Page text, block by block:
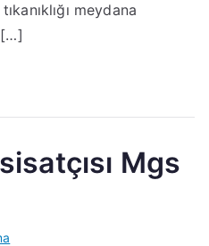
meydana
[…]
Mgs